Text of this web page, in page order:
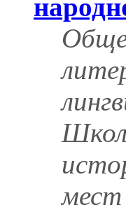
мест